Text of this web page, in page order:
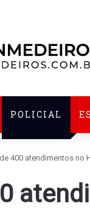
POLICIAL
400 atendimentos no